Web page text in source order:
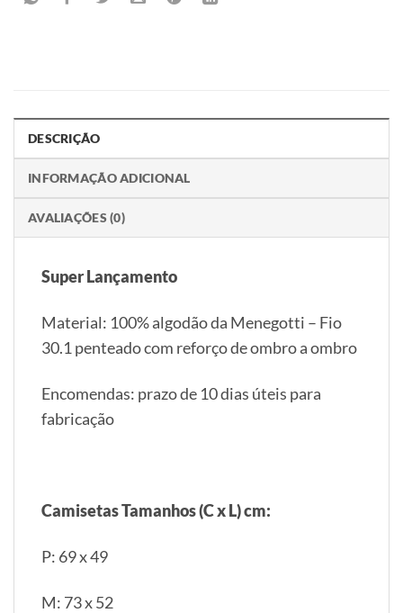
DESCRIÇÃO
INFORMAÇÃO ADICIONAL
AVALIAÇÕES (0)
Super Lançamento
Material: 100% algodão da Menegotti – Fio
30.1 penteado com reforço de ombro a ombro
Encomendas: prazo de 10 dias úteis para
fabricação
Camisetas Tamanhos (C x L) cm:
P: 69 x 49
M: 73 x 52